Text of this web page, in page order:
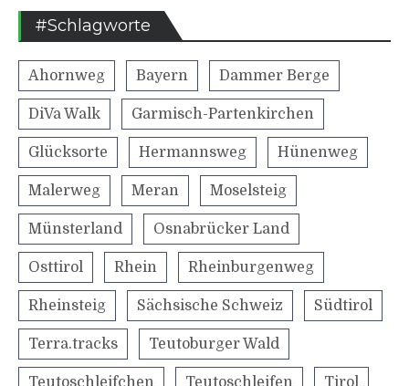
#Schlagworte
Ahornweg Bayern Dammer Berge
DiVa Walk Garmisch-Partenkirchen
Glücksorte Hermannsweg Hünenweg
Malerweg Meran Moselsteig
Münsterland Osnabrücker Land
Osttirol Rhein Rheinburgenweg
Rheinsteig Sächsische Schweiz Südtirol
Terra.tracks Teutoburger Wald
Teutoschleifchen Teutoschleifen Tirol